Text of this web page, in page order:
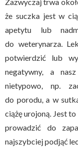
Zazwyczaj trwa
że suczka jest w
apetytu lub
do weterynarza.
potwierdzić lub
negatywny, a
nietypowo, np.
do porodu, a w
ciążę urojoną. Jest
prowadzić do
najszybciej podjąć